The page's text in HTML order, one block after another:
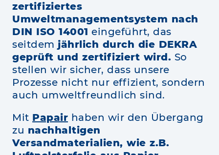
zertifiziertes
Umweltmanagementsystem nach
DIN ISO 14001 eingeführt, das
seitdem jährlich durch die DEKRA
geprüft und zertifiziert wird. So
stellen wir sicher, dass unsere
Prozesse nicht nur effizient, sondern
auch umweltfreundlich sind.
Mit Papair haben wir den Übergang
zu nachhaltigen
Versandmaterialien, wie z.B.